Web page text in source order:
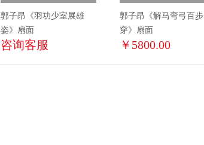
郭子昂《羽功少室展雄
姿》扇面
咨询客服
郭子昂《解马弯弓百步
穿》扇面
￥5800.00